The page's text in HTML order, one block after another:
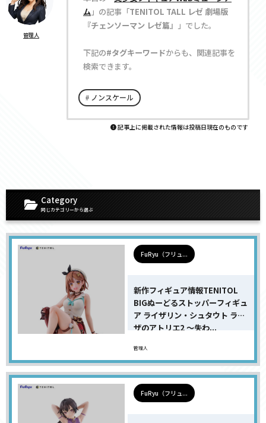
管理人
ム」の記事「TENITOL TALL レゼ 劇場版
『チェンソーマン レゼ篇』 」でした。
下記の#タグキーワードからも、関連記事を
検索できます。
ノンスケール
記事上に掲載された情報は投稿日現在のものです
Category
同じカテゴリーから選ぶ
FuRyu（フリュ...
新作フィギュア情報TENITOL
BIGぬーどるストッパーフィギュ
ア ライザリン・シュタウト ライ
ザのアトリエ2 〜失わ...
管理人
FuRyu（フリュ...